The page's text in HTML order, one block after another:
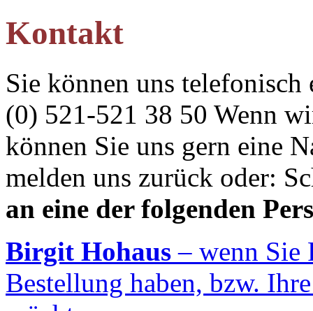
Kontakt
Sie können uns
(0) 521-521 38 50 Wenn
können Sie uns gern eine
melden uns zurück oder:
an eine der folgenden
Birgit Hohaus – wenn Sie
Bestellung haben, bzw.